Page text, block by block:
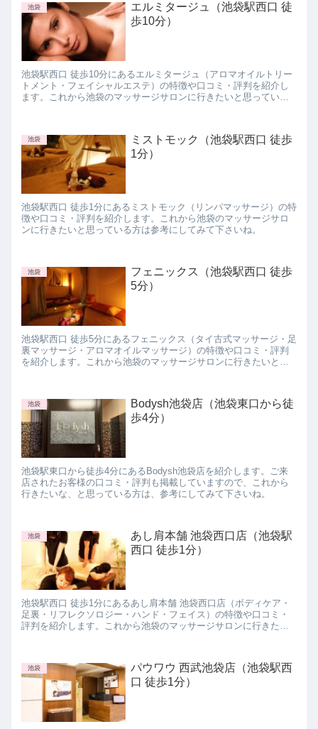
池袋
エルミタージュ（池袋駅西口 徒
歩10分）
池袋駅西口 徒歩10分にあるエルミタージュ（アロマオイルトリー
トメント・フェイシャルエステ）の特徴や口コミ・評判を紹介し
ます。これから池袋のマッサージサロンに行きたいと思っている
池袋
ミストモック（池袋駅西口 徒歩
1分）
池袋駅西口 徒歩1分にあるミストモック（リンパマッサージ）の特
徴や口コミ・評判を紹介します。これから池袋のマッサージサロ
ンに行きたいと思っている方は参考にしてみて下さいね。
池袋
フェニックス（池袋駅西口 徒歩
5分）
池袋駅西口 徒歩5分にあるフェニックス（タイ古式マッサージ・足
裏マッサージ・アロマオイルマッサージ）の特徴や口コミ・評判
を紹介します。これから池袋のマッサージサロンに行きたいと思
池袋
Bodysh池袋店（池袋東口から徒
歩4分）
池袋駅東口から徒歩4分にあるBodysh池袋店を紹介します。ご来
店されたお客様の口コミ・評判も掲載していますので、これから
行きたいな、と思っている方は、参考にしてみて下さいね。
池袋
あし肩本舗 池袋西口店（池袋駅
西口 徒歩1分）
池袋駅西口 徒歩1分にあるあし肩本舗 池袋西口店（ボディケア・
足裏・リフレクソロジー・ハンド・フェイス）の特徴や口コミ・
評判を紹介します。これから池袋のマッサージサロンに行きたい
池袋
パウワウ 西武池袋店（池袋駅西
口 徒歩1分）